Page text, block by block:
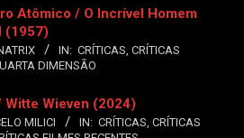
Atômico / O Incrível Homem
(1957)
IN: CRÍTICAS, CRÍTICAS
DIMENSÃO
Witte Wieven (2024)
MILICI IN: CRÍTICAS, CRÍTICAS